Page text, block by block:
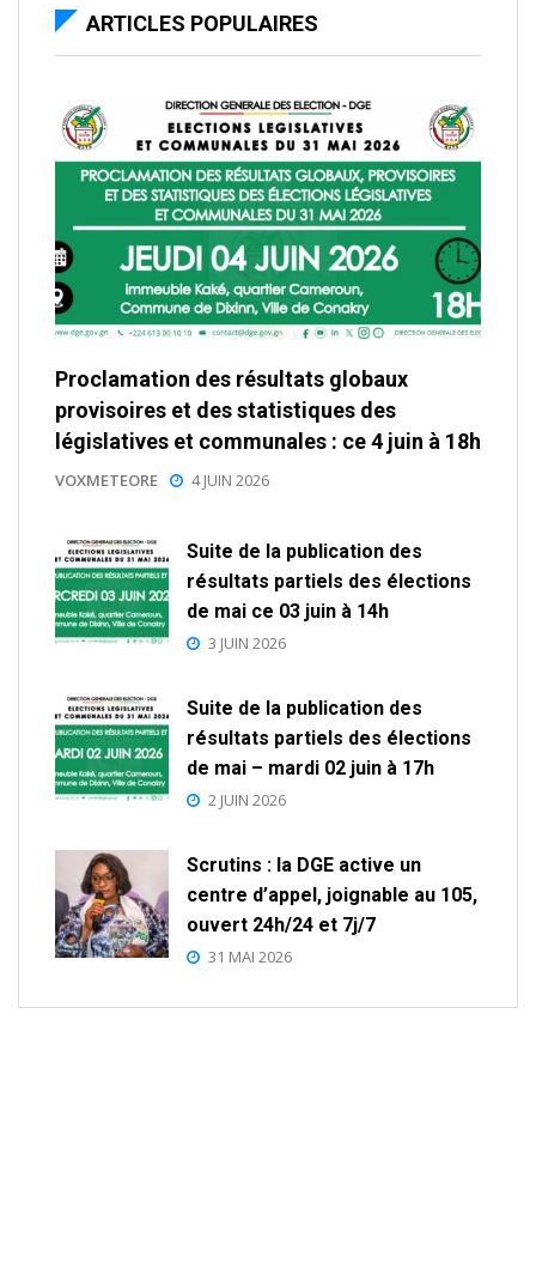
ARTICLES POPULAIRES
Proclamation des résultats globaux
provisoires et des statistiques des
législatives et communales : ce 4 juin à 18h
VOXMETEORE 4 JUIN 2026
Suite de la publication des
résultats partiels des élections
de mai ce 03 juin à 14h
3 JUIN 2026
Suite de la publication des
résultats partiels des élections
de mai – mardi 02 juin à 17h
2 JUIN 2026
Scrutins : la DGE active un
centre d’appel, joignable au 105,
ouvert 24h/24 et 7j/7
31 MAI 2026